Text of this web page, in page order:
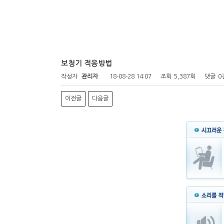
보청기 적응방법
작성자 관리자 18-08-28 14:07 조회 5,387회 댓글 0
이전글 다음글